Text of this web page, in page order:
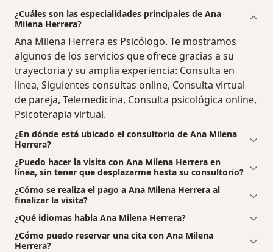
¿Cuáles son las especialidades principales de Ana
Milena Herrera?
Ana Milena Herrera es Psicólogo. Te mostramos
algunos de los servicios que ofrece gracias a su
trayectoria y su amplia experiencia: Consulta en
línea, Siguientes consultas online, Consulta virtual
de pareja, Telemedicina, Consulta psicológica online,
Psicoterapia virtual.
¿En dónde está ubicado el consultorio de Ana Milena
Herrera?
¿Puedo hacer la visita con Ana Milena Herrera en
línea, sin tener que desplazarme hasta su consultorio?
¿Cómo se realiza el pago a Ana Milena Herrera al
finalizar la visita?
¿Qué idiomas habla Ana Milena Herrera?
¿Cómo puedo reservar una cita con Ana Milena
Herrera?